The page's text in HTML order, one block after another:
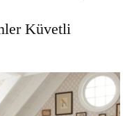
Küvetli